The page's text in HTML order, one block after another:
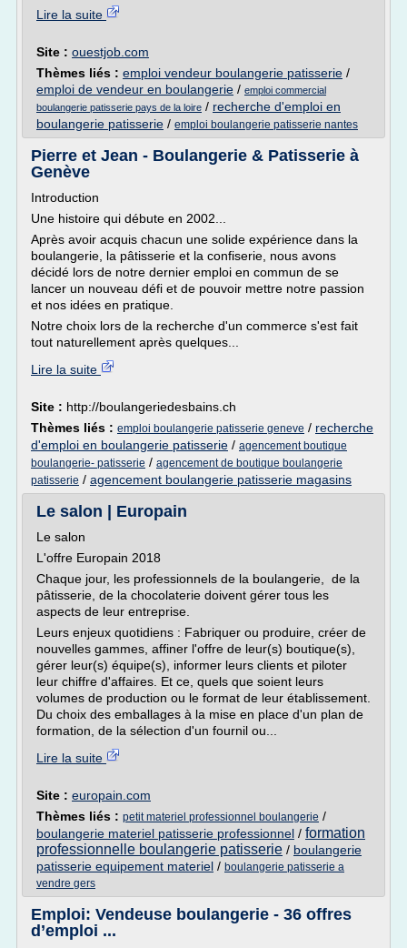
Lire la suite
Site : ouestjob.com
Thèmes liés : emploi vendeur boulangerie patisserie /
emploi de vendeur en boulangerie / emploi commercial
boulangerie patisserie pays de la loire / recherche d'emploi en
boulangerie patisserie / emploi boulangerie patisserie nantes
Pierre et Jean - Boulangerie & Patisserie à
Genève
Introduction
Une histoire qui débute en 2002...
Après avoir acquis chacun une solide expérience dans la
boulangerie, la pâtisserie et la confiserie, nous avons
décidé lors de notre dernier emploi en commun de se
lancer un nouveau défi et de pouvoir mettre notre passion
et nos idées en pratique.
Notre choix lors de la recherche d'un commerce s'est fait
tout naturellement après quelques...
Lire la suite
Site : http://boulangeriedesbains.ch
Thèmes liés : emploi boulangerie patisserie geneve / recherche
d'emploi en boulangerie patisserie / agencement boutique
boulangerie- patisserie / agencement de boutique boulangerie
patisserie / agencement boulangerie patisserie magasins
Le salon | Europain
Le salon
L'offre Europain 2018
Chaque jour, les professionnels de la boulangerie, de la
pâtisserie, de la chocolaterie doivent gérer tous les
aspects de leur entreprise.
Leurs enjeux quotidiens : Fabriquer ou produire, créer de
nouvelles gammes, affiner l'offre de leur(s) boutique(s),
gérer leur(s) équipe(s), informer leurs clients et piloter
leur chiffre d'affaires. Et ce, quels que soient leurs
volumes de production ou le format de leur établissement.
Du choix des emballages à la mise en place d'un plan de
formation, de la sélection d'un fournil ou...
Lire la suite
Site : europain.com
Thèmes liés : petit materiel professionnel boulangerie /
boulangerie materiel patisserie professionnel / formation
professionnelle boulangerie patisserie / boulangerie
patisserie equipement materiel / boulangerie patisserie a
vendre gers
Emploi: Vendeuse boulangerie - 36 offres
d’emploi ...